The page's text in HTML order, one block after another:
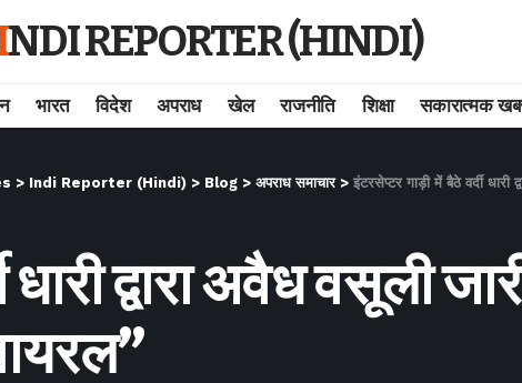
INDI REPORTER (HINDI)
भारत विदेश अपराध खेल राजनीति शिक्षा सकारात्मक
> Indi Reporter (Hindi) > Blog > अपराध समाचार> इंटरसेप्टर गाड़ी में बैठे वर्दी
द्वारा अवैध वसूली